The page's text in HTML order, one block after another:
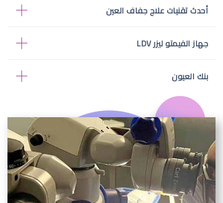
أحدث تقنيات علاج جفاف العين
جهاز الفيمتو ليزر LDV
بنك العيون